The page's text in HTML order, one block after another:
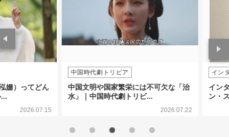
ってどん
2026.07.15
中国時代劇トリビア
中国文明や国家繁栄には不可欠な「治
水」｜中国時代劇トリビ...
2026.07.22
インタビ
インタビ
ン・スン